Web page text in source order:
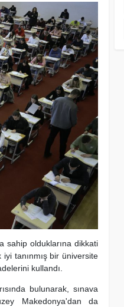
sahip olduklarına dikkati
iyi tanınmış bir üniversite
kullandı.
bulunarak, sınava
Makedonya'dan da